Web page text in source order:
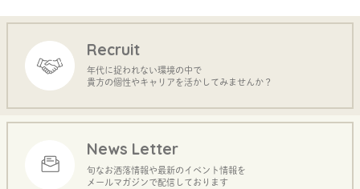
Recruit
年代に捉われない環境の中で
貴方の個性やキャリアを活かしてみませんか？
News Letter
旬なお洒落情報や最新のイベント情報を
メールマガジンで配信しております